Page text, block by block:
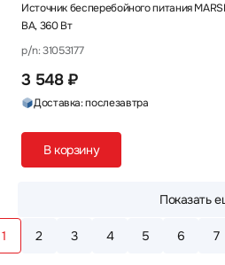
Источник бесперебойного питания
ВА, 360 Вт
p/n: 31053177
3 548 ₽
Доставка: послезавтра
В корзину
Показать
1 2 3 4 5 6 7